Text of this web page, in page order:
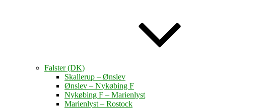
Falster (DK)
Skallerup – Ønslev
Ønslev – Nykøbing F
Nykøbing F – Marienlyst
Marienlyst – Rostock